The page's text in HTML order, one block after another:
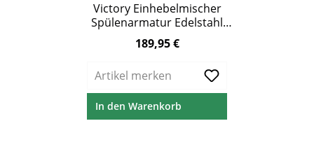
Victory Einhebelmischer
Spülenarmatur Edelstahl
schwarz-matt
Regulärer Preis:
189,95 €
Artikel merken
In den Warenkorb